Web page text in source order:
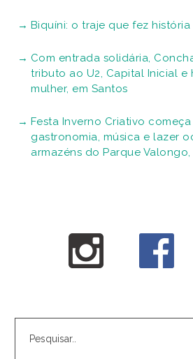
Biquíni: o traje que fez história
Com entrada solidária,
tributo ao U2, Capital Inicial e
mulher, em Santos
Festa Inverno Criativo
gastronomia, música e lazer
armazéns do Parque Valongo,